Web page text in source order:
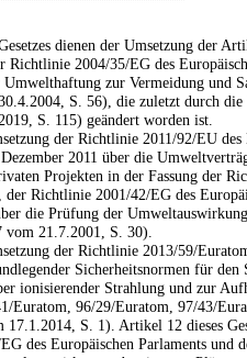
dienen der Umsetzung der
2004/35/EG des
zur Vermeidung und
S. 56), die zuletzt durch
S. 115) geändert worden ist.
der Richtlinie 2011/92/EU des
2011 über die
Projekten in der Fassung der
Richtlinie 2001/42/EG des
die Prüfung der
21.7.2001, S. 30).
der Richtlinie 2013/59/
Sicherheitsnormen für den
ionisierender Strahlung und zur
Euratom, 96/29/Euratom, 97/43/
S. 1). Artikel 12 dieses
des Europäischen Parlaments und